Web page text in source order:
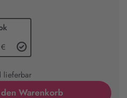
lieferbar
Warenkorb